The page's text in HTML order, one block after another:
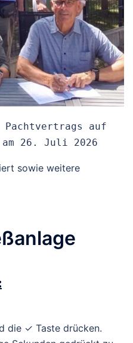
Pachtvertrags auf
26. Juli 2026
sowie weitere
die ✓ Taste drücken.